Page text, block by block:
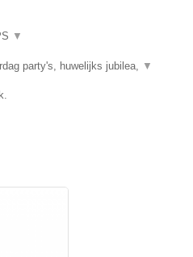
▼
party's, huwelijks jubilea, ▼